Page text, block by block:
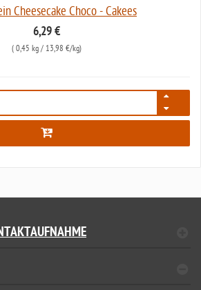
Cheesecake Choco - Cakees
6,29 €
( 0,45 kg/ 13,98 €/kg)
4987